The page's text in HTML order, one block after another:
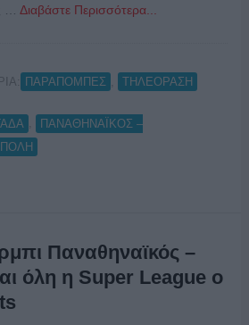
… Διαβάστε Περισσότερα...
ΠΑΡΑΠΟΜΠΕΣ ΤΗΛΕΟΡΑΣΗ
ΠΑΝΑΘΗΝΑΪΚΟΣ –
Παναθηναϊκός –
όλη η Super League ο